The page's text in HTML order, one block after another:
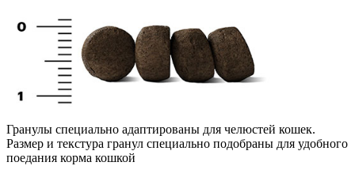
Гранулы специально адаптированы для челюстей кошек.
Размер и текстура гранул специально подобраны для удобного
поедания корма кошкой